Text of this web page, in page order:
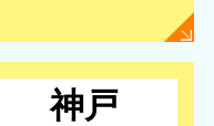
神戸